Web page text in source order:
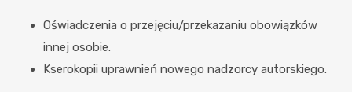
Oświadczenia o przejęciu/przekazaniu obowiązków
innej osobie.
Kserokopii uprawnień nowego nadzorcy autorskiego.